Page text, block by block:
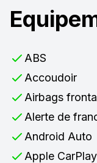
ABS
Accoudoir
Airbags
Alerte de
Android Auto
Apple CarPlay